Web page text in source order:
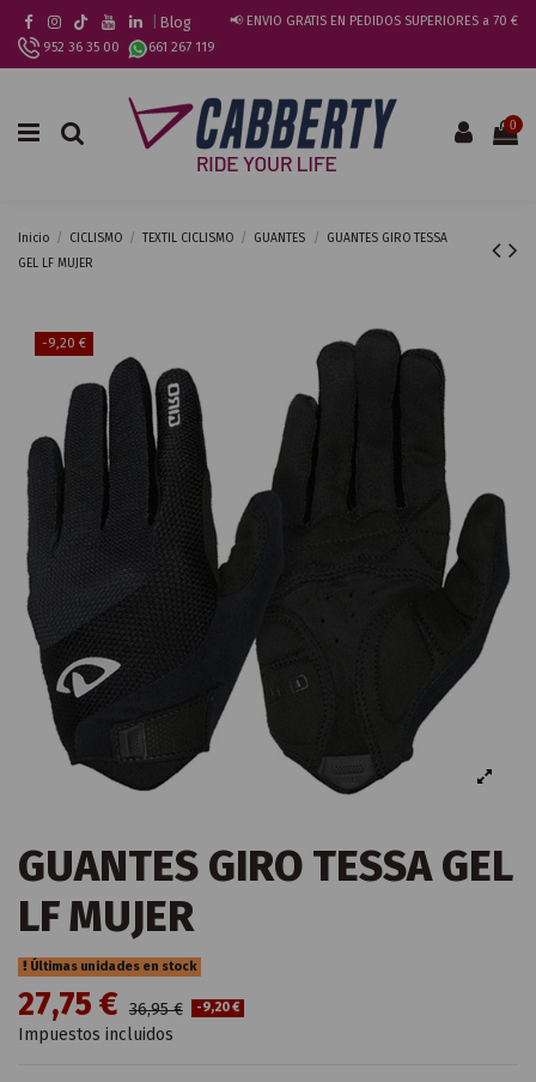
Blog
📢 ENVIO GRATIS EN PEDIDOS SUPERIORES a 70 €
952 36 35 00
661 267 119
0
Inicio CICLISMO TEXTIL CICLISMO GUANTES
GUANTES GIRO TESSA
GEL LF MUJER
-9,20 €
GUANTES GIRO TESSA GEL
LF MUJER
Últimas unidades en stock
27,75 € 36,95 € -9,20 €
Impuestos incluidos